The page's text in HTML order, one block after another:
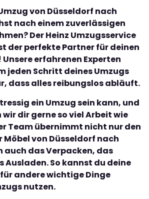
von Düsseldorf nach
nach einem zuverlässigen
Der Heinz Umzugsservice
der perfekte Partner für deinen
erfahrenen Experten
jeden Schritt deines Umzugs
dass alles reibungslos abläuft.
ein Umzug sein kann, und
dir gerne so viel Arbeit wie
Team übernimmt nicht nur den
von Düsseldorf nach
auch das Verpacken, das
Ausladen. So kannst du deine
andere wichtige Dinge
nutzen.